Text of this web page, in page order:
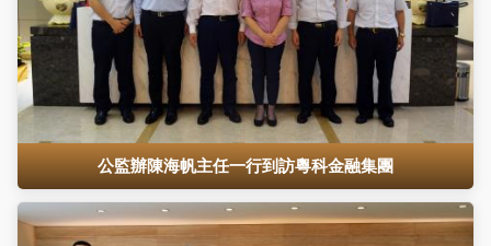
公監辦陳海帆主任一行到訪粵科金融集團